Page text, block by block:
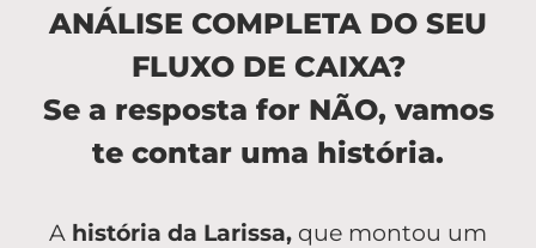
ANÁLISE COMPLETA DO SEU
FLUXO DE CAIXA?
Se a resposta for NÃO, vamos
te contar uma história.
A história da Larissa, que montou um